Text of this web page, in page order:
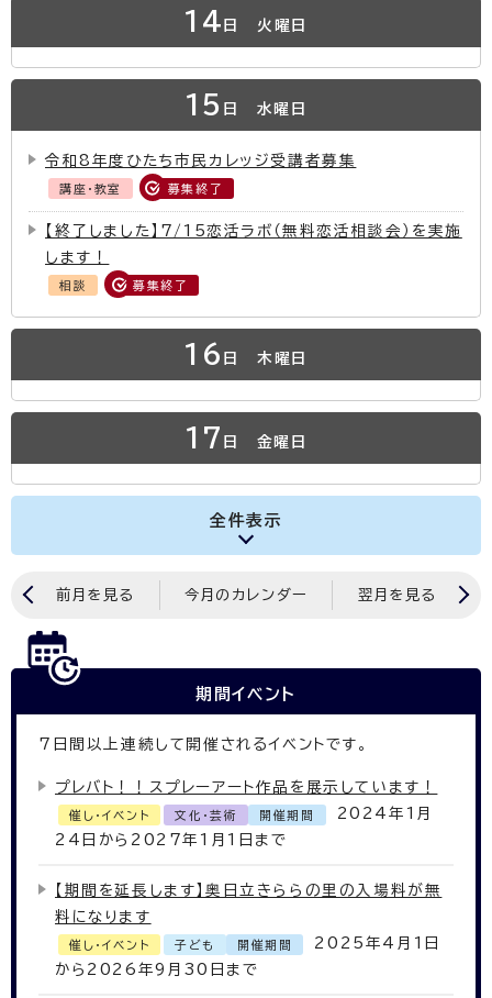
14 日 火曜日
15 日 水曜日
令和8年度ひたち市民カレッジ受講者募集
講座・教室 募集終了
【終了しました】7/15恋活ラボ（無料恋活相談会）を実施
します！
相談 募集終了
16 日 木曜日
17 日 金曜日
全件表示
前月を見る 今月のカレンダー 翌月を見る
期間イベント
7 日間以上連続して開催されるイベントです。
プレバト！！スプレーアート作品を展示しています！
催し・イベント 文化・芸術 開催期間
2024年1月
24日から2027年1月1日まで
【期間を延長します】奥日立きららの里の入場料が無
料になります
催し・イベント 子ども 開催期間
2025年4月1日
から2026年9月30日まで